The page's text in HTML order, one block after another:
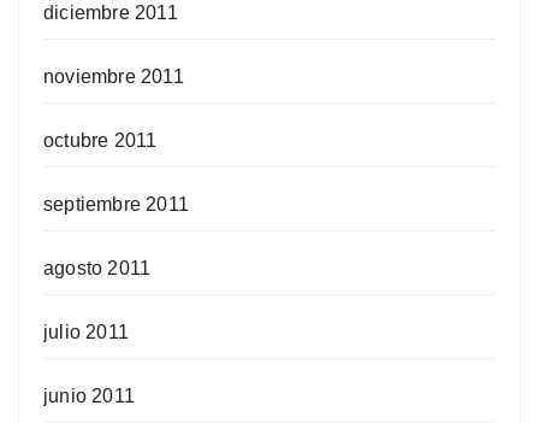
diciembre 2011
noviembre 2011
octubre 2011
septiembre 2011
agosto 2011
julio 2011
junio 2011